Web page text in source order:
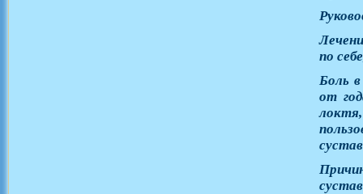
по
Боль
от